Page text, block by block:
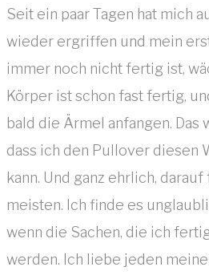
Seit ein paar Tagen hat mich
wieder ergriffen und mein
immer noch nicht fertig ist,
Körper ist schon fast fertig,
bald die Ärmel anfangen. Das
dass ich den Pullover diesen
kann. Und ganz ehrlich,
meisten. Ich finde es
wenn die Sachen, die ich
werden. Ich liebe jeden